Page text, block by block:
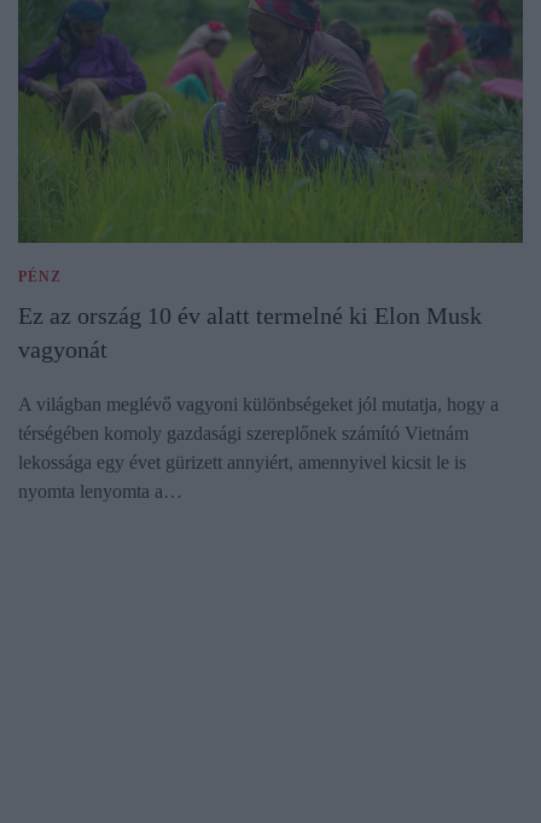
PÉNZ
Ez az ország 10 év alatt termelné ki Elon Musk
vagyonát
A világban meglévő vagyoni különbségeket jól mutatja, hogy a
térségében komoly gazdasági szereplőnek számító Vietnám
lekossága egy évet gürizett annyiért, amennyivel kicsit le is
nyomta lenyomta a…